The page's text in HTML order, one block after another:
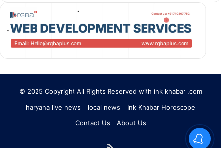
© 2025 Copyright All Rights Reserved with ink khabar .com
haryana live news
local news
Ink Khabar Horoscope
Contact Us
About Us